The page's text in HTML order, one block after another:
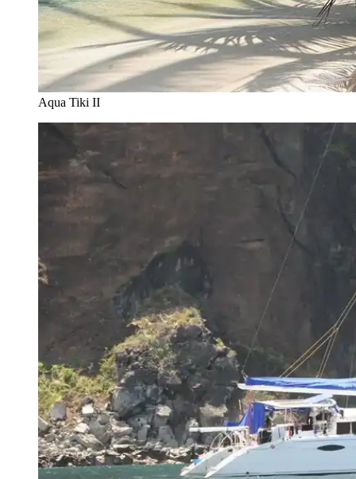
Aqua Tiki II